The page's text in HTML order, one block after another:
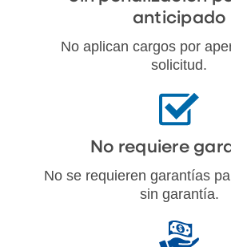
anticipado
No aplican cargos por
solicitud.
No requiere
No se requieren garantías
sin garantía.